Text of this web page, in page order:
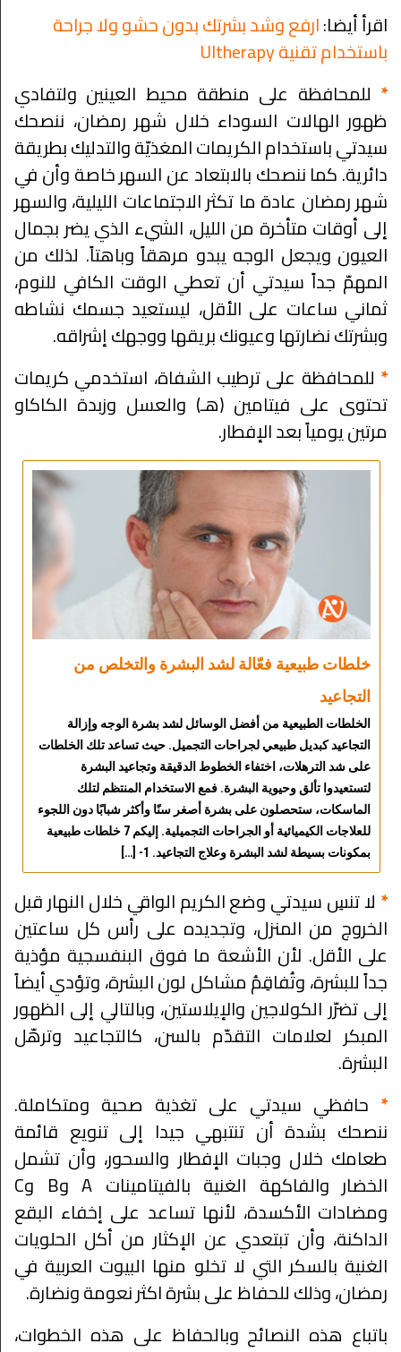
اقرأ أيضا:ارفع وشد بشرتك بدون حشو ولا جراحة
باستخدام تقنية Ultherapy
* للمحافظة على منطقة محيط العينين ولتفادي
ظهور الهالات السوداء خلال شهر رمضان، ننصحك
سيدتي باستخدام الكريمات المغذيّة والتدليك بطريقة
دائرية. كما ننصحك بالابتعاد عن السهر خاصة وأن في
شهر رمضان عادة ما تكثر الاجتماعات الليلية، والسهر
إلى أوقات متأخرة من الليل، الشيء الذي يضر بجمال
العيون ويجعل الوجه يبدو مرهقاً وباهتاً. لذلك من
المهمّ جداً سيدتي أن تعطي الوقت الكافي للنوم،
ثماني ساعات على الأقل، ليستعيد جسمك نشاطه
وبشرتك نضارتها وعيونك بريقها ووجهك إشراقه.
* للمحافظة على ترطيب الشفاة، استخدمي كريمات
تحتوى على فيتامين (هـ) والعسل وزبدة الكاكاو
مرتين يومياً بعد الإفطار.
خلطات طبيعية فعّالة لشد البشرة والتخلص من
التجاعيد
الخلطات الطبيعية من أفضل الوسائل لشد بشرة الوجه وإزالة
التجاعيد كبديل طبيعي لجراحات التجميل. حيث تساعد تلك الخلطات
على شد الترهلات، اختفاء الخطوط الدقيقة وتجاعيد البشرة
لتستعيدوا تألق وحيوية البشرة. فمع الاستخدام المنتظم لتلك
الماسكات، ستحصلون على بشرة أصغر سنًا وأكثر شبابًا دون اللجوء
للعلاجات الكيميائية أو الجراحات التجميلية. إليكم 7 خلطات طبيعية
بمكونات بسيطة لشد البشرة وعلاج التجاعيد. 1- […]
* لا تنسِ سيدتي وضع الكريم الواقي خلال النهار قبل
الخروج من المنزل، وتجديده على رأس كل ساعتين
على الأقل. لأن الأشعة ما فوق البنفسجية مؤذية
جداً للبشرة، وتُفاقِمُ مشاكل لون البشرة، وتؤدي أيضاً
إلى تضرّر الكولاجين والإيلاستين، وبالتالي إلى الظهور
المبكر لعلامات التقدّم بالسن، كالتجاعيد وترهّل
البشرة.
* حافظي سيدتي على تغذية صحية ومتكاملة.
ننصحك بشدة أن تنتبهي جيدا إلى تنويع قائمة
طعامك خلال وجبات الإفطار والسحور، وأن تشمل
الخضار والفاكهة الغنية بالفيتامينات A وB وC
ومضادات الأكسدة، لأنها تساعد على إخفاء البقع
الداكنة، وأن تبتعدي عن الإكثار من أكل الحلويات
الغنية بالسكر التي لا تخلو منها البيوت العربية في
رمضان، وذلك للحفاظ على بشرة اكثر نعومة ونضارة.
باتباع هذه النصائح وبالحفاظ على هذه الخطوات،